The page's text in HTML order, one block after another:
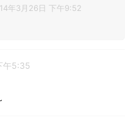
年3月26日 下午9:52
午5:35